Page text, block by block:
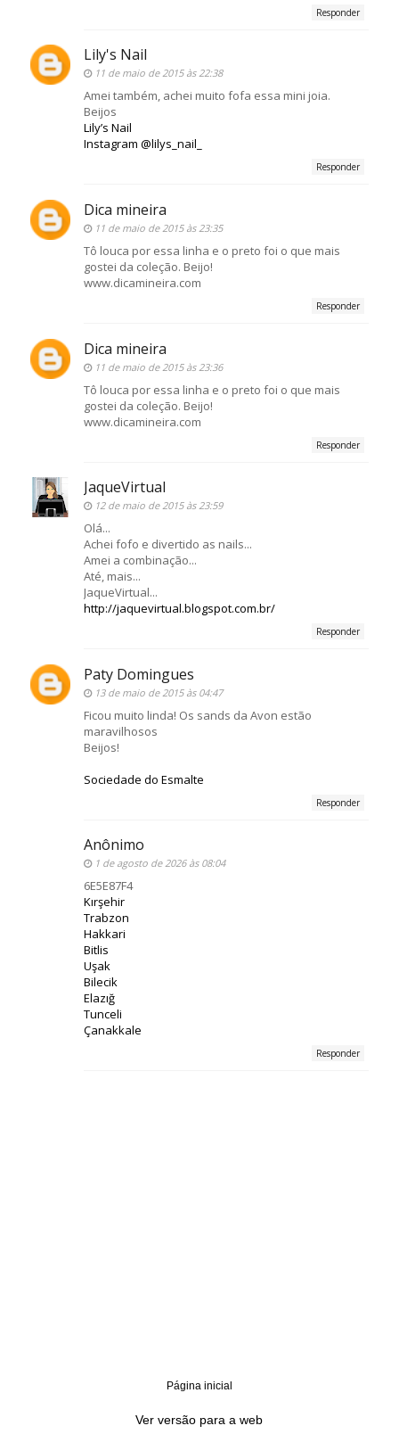
Responder
Lily's Nail
11 de maio de 2015 às 22:38
Amei também, achei muito fofa essa mini joia.
Beijos
Lily’s Nail
Instagram @lilys_nail_
Responder
Dica mineira
11 de maio de 2015 às 23:35
Tô louca por essa linha e o preto foi o que mais
gostei da coleção. Beijo!
www.dicamineira.com
Responder
Dica mineira
11 de maio de 2015 às 23:36
Tô louca por essa linha e o preto foi o que mais
gostei da coleção. Beijo!
www.dicamineira.com
Responder
JaqueVirtual
12 de maio de 2015 às 23:59
Olá...
Achei fofo e divertido as nails...
Amei a combinação...
Até, mais...
JaqueVirtual...
http://jaquevirtual.blogspot.com.br/
Responder
Paty Domingues
13 de maio de 2015 às 04:47
Ficou muito linda! Os sands da Avon estão
maravilhosos
Beijos!
Sociedade do Esmalte
Responder
Anônimo
1 de agosto de 2026 às 08:04
6E5E87F4
Kırşehir
Trabzon
Hakkari
Bitlis
Uşak
Bilecik
Elazığ
Tunceli
Çanakkale
Responder
Página inicial
Ver versão para a web